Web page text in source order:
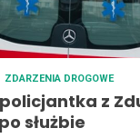
ZDARZENIA DROGOWE
z
służbie